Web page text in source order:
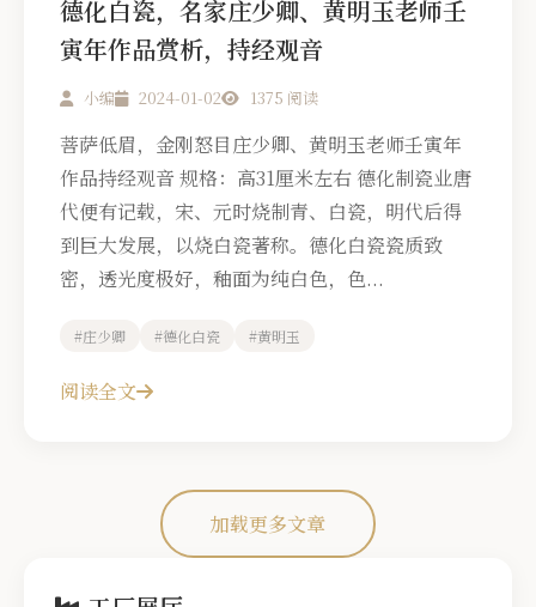
德化白瓷，名家庄少卿、黄明玉老师壬
寅年作品赏析，持经观音
小编 2024-01-02 1375 阅读
菩萨低眉，金刚怒目庄少卿、黄明玉老师壬寅年
作品持经观音 规格：高31厘米左右 德化制瓷业唐
代便有记载，宋、元时烧制青、白瓷，明代后得
到巨大发展，以烧白瓷著称。德化白瓷瓷质致
密，透光度极好，釉面为纯白色，色...
#庄少卿 #德化白瓷 #黄明玉
阅读全文
加载更多文章